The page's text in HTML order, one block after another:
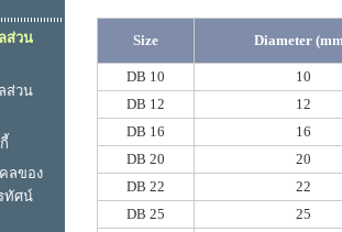
ส่วน
ส่วน
ลของ
ทัศน์
Size Diameter
DB 10
10
DB 12
12
DB 16
16
DB 20
20
DB 22
22
DB 25
25